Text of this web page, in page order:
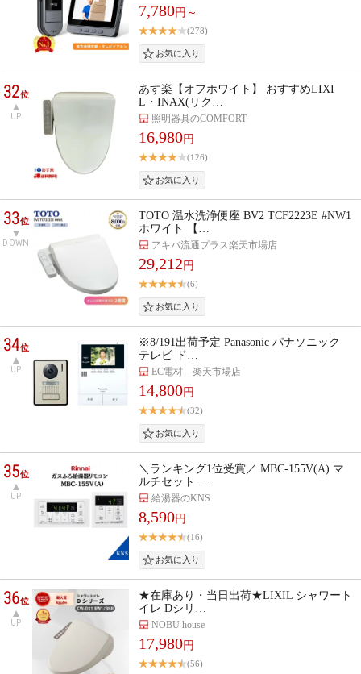
7,780円～
(278)
32位
UP
あす楽【オフホワイト】 おすすめLIXI
L・INAX(リク…
照明器具のCOMFORT
16,980円
(126)
33位
DOWN
TOTO 温水洗浄便座 BV2 TCF2223E #NW1
ホワイト 【…
アキバ流通プラス楽天市場店
29,212 円
(6)
34位
UP
※8/191出荷予定 Panasonic パナソニック
テレビ ド…
EC電材 楽天市場店
14,800円
(32)
35位
UP
＼ランキング1位受賞／ MBC-155V(A) マ
ルチセット …
給湯器のKNS
8,590円
(16)
36位
UP
★在庫あり・当日出荷★LIXIL シャワート
イレ Dシリ…
NOBU house
17,980円
(56)